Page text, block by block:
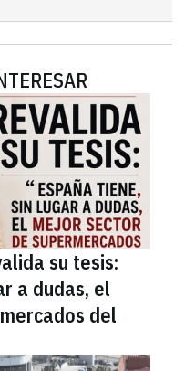
su tesis:
a dudas, el
del